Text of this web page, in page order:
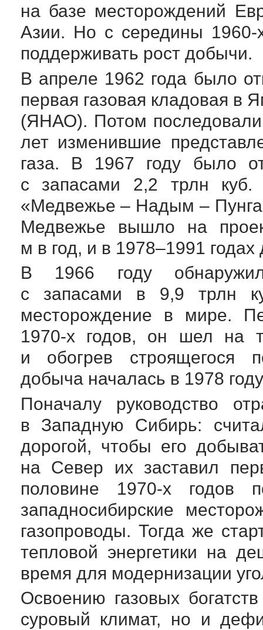
на базе месторождений
Азии. Но с середины 1960-
поддерживать рост добычи.
В апреле 1962 года было
первая газовая кладовая в
(ЯНАО). Потом последовали
лет изменившие
газа. В 1967 году было
с запасами 2,2 трлн
«Медвежье – Надым –
Медвежье вышло на
м в год, и в 1978–1991
В 1966 году
с запасами в 9,9 трлн
месторождение в мире.
1970-х годов, он шел на
и обогрев строящегося
добыча началась в 1978
Поначалу руководство
в Западную Сибирь:
дорогой, чтобы его
на Север их заставил
половине 1970-х годов
западносибирские
газопроводы. Тогда же
тепловой энергетики на
время для модернизации
Освоению газовых
суровый климат, но и